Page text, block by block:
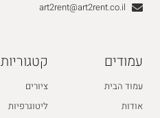
art2rent@art2rent.co.il
עמודים
עמוד הבית
אודות
קטגוריות
ציורים
ליטוגרפיות